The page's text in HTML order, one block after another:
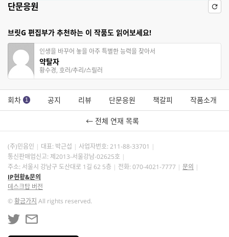
단문응원
브릿G 편집부가 추천하는 이 작품도 읽어보세요!
인생을 바꾸어 놓을 아주 특별한 능력을 찾아서
약탈자
황수경, 호러/추리/스릴러
회차 1 공지 리뷰 단문응원 책갈피 작품소개
← 전체 연재 목록
(주)민음인 대표: 박근섭 사업자번호: 211-88-33701
통신판매업신고: 제2013-서울강남-02625호
주소: 서울시 강남구 도산대로 1길 62 5층
전화: 070-4021-7777
문의
IP현황&문의
데스크탑 버전
©황금가지 All rights reserved.